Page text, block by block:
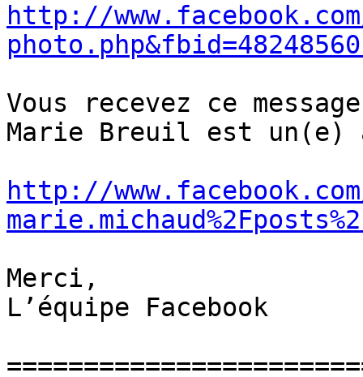
http://
Vous recevez ce
Marie Breuil est un(e)
http://
Merci,
L’équipe Facebook